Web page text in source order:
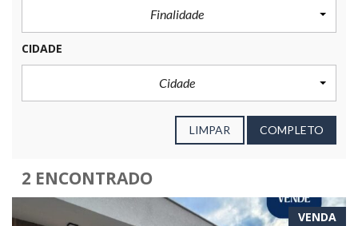
Finalidade
CIDADE
Cidade
LIMPAR COMPLETO
2 ENCONTRADO
VENDA